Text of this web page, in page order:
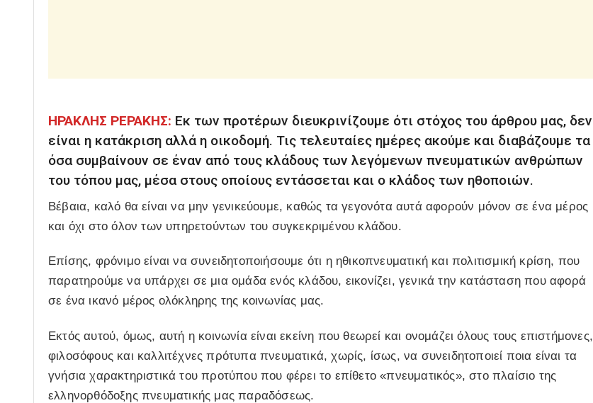
ΗΡΑΚΛΗΣ ΡΕΡΑΚΗΣ: Εκ των προτέρων διευκρινίζουμε ότι στόχος του άρθρου μας, δεν
είναι η κατάκριση αλλά η οικοδομή. Τις τελευταίες ημέρες ακούμε και διαβάζουμε τα
όσα συμβαίνουν σε έναν από τους κλάδους των λεγόμενων πνευματικών ανθρώπων
του τόπου μας, μέσα στους οποίους εντάσσεται και ο κλάδος των ηθοποιών.
Βέβαια, καλό θα είναι να μην γενικεύουμε, καθώς τα γεγονότα αυτά αφορούν μόνον σε ένα μέρος
και όχι στο όλον των υπηρετούντων του συγκεκριμένου κλάδου.
Επίσης, φρόνιμο είναι να συνειδητοποιήσουμε ότι η ηθικοπνευματική και πολιτισμική κρίση, που
παρατηρούμε να υπάρχει σε μια ομάδα ενός κλάδου, εικονίζει, γενικά την κατάσταση που αφορά
σε ένα ικανό μέρος ολόκληρης της κοινωνίας μας.
Εκτός αυτού, όμως, αυτή η κοινωνία είναι εκείνη που θεωρεί και ονομάζει όλους τους επιστήμονες,
φιλοσόφους και καλλιτέχνες πρότυπα πνευματικά, χωρίς, ίσως, να συνειδητοποιεί ποια είναι τα
γνήσια χαρακτηριστικά του προτύπου που φέρει το επίθετο «πνευματικός», στο πλαίσιο της
ελληνορθόδοξης πνευματικής μας παραδόσεως.